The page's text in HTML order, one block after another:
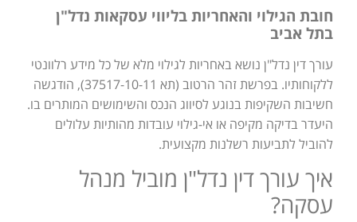
חובת הגילוי והאחריות בליווי עסקאות נדל"ן
בתל אביב
עורך דין נדל"ן נושא באחריות לגילוי מלא של כל מידע רלוונטי
ללקוחותיו. בפרשת זהר הרטוב (תא 37517-10-11), הודגשה
חשיבות השקיפות בנוגע לסיווג הנכס והשימושים המותרים בו.
היעדר בדיקה מקיפה או אי-גילוי עובדות מהותיות עלולים
להוביל לתביעות רשלנות מקצועית.
איך עורך דין נדל"ן מוביל מנהל
עסקה?